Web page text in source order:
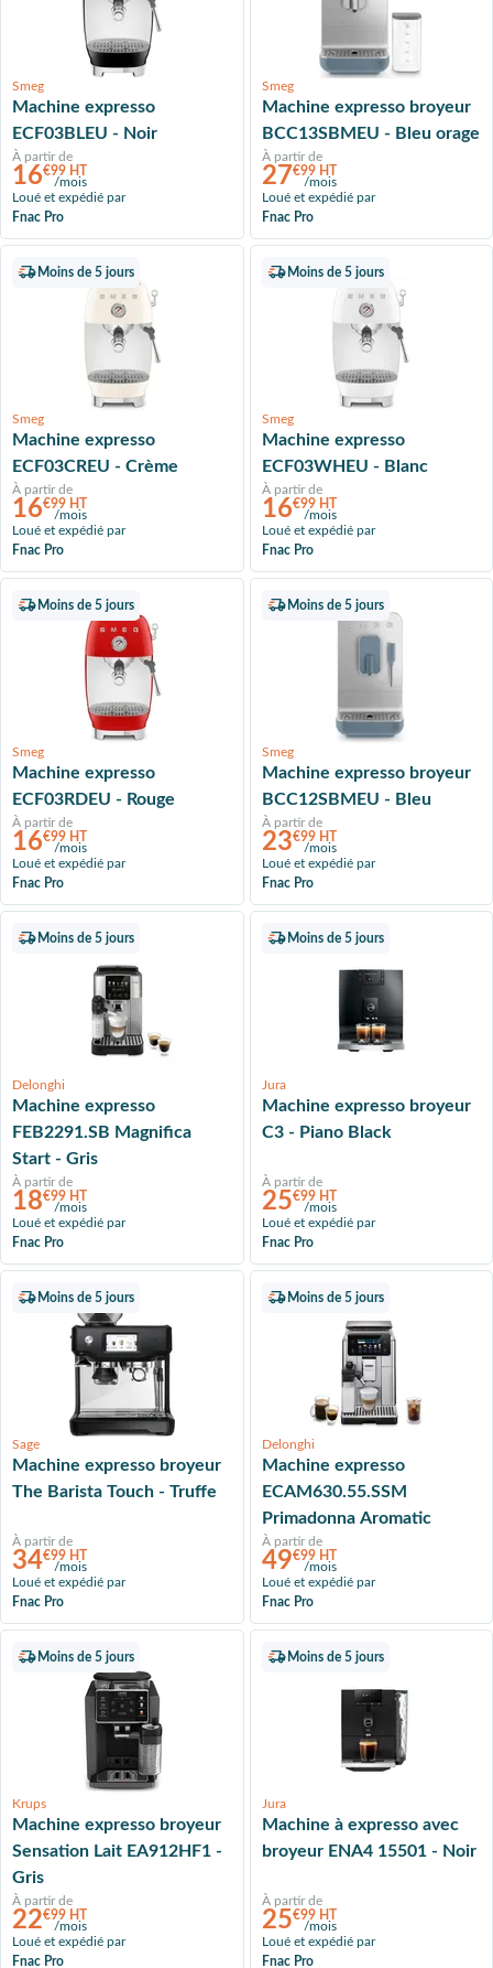
Smeg
Machine expresso
ECF03BLEU - Noir
À partir de
16€99 HT
/mois
Loué et expédié par
Fnac Pro
Smeg
Machine expresso broyeur
BCC13SBMEU - Bleu orage
À partir de
27€99 HT
/mois
Loué et expédié par
Fnac Pro
Moins de 5 jours
Smeg
Machine expresso
ECF03CREU - Crème
À partir de
16€99 HT
/mois
Loué et expédié par
Fnac Pro
Moins de 5 jours
Smeg
Machine expresso
ECF03WHEU - Blanc
À partir de
16€99 HT
/mois
Loué et expédié par
Fnac Pro
Moins de 5 jours
Smeg
Machine expresso
ECF03RDEU - Rouge
À partir de
16€99 HT
/mois
Loué et expédié par
Fnac Pro
Moins de 5 jours
Smeg
Machine expresso broyeur
BCC12SBMEU - Bleu
À partir de
23€99 HT
/mois
Loué et expédié par
Fnac Pro
Moins de 5 jours
Delonghi
Machine expresso
FEB2291.SB Magnifica
Start - Gris
À partir de
18€99 HT
/mois
Loué et expédié par
Fnac Pro
Moins de 5 jours
Jura
Machine expresso broyeur
C3 - Piano Black
À partir de
25€99 HT
/mois
Loué et expédié par
Fnac Pro
Moins de 5 jours
Sage
Machine expresso broyeur
The Barista Touch - Truffe
À partir de
34€99 HT
/mois
Loué et expédié par
Fnac Pro
Moins de 5 jours
Delonghi
Machine expresso
ECAM630.55.SSM
Primadonna Aromatic
À partir de
49€99 HT
/mois
Loué et expédié par
Fnac Pro
Moins de 5 jours
Krups
Machine expresso broyeur
Sensation Lait EA912HF1 -
Gris
À partir de
22€99 HT
/mois
Loué et expédié par
Fnac Pro
Moins de 5 jours
Jura
Machine à expresso avec
broyeur ENA4 15501 - Noir
À partir de
25€99 HT
/mois
Loué et expédié par
Fnac Pro